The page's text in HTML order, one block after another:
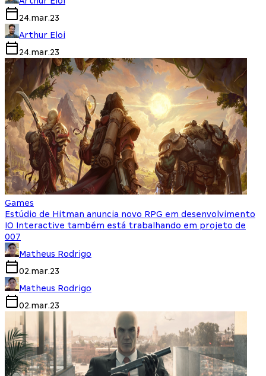
24.mar.23
Arthur Eloi
24.mar.23
Games
Estúdio de Hitman anuncia novo RPG em desenvolvimento
IO Interactive também está trabalhando em projeto de
007
Matheus Rodrigo
02.mar.23
Matheus Rodrigo
02.mar.23